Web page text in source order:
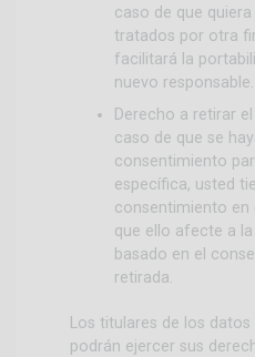
caso de que
tratados por otra
facilitará la
nuevo responsable.
Derecho a retirar
caso de que se
consentimiento
específica, usted
consentimiento en
que ello afecte a
basado en el
retirada.
Los titulares de los
podrán ejercer sus